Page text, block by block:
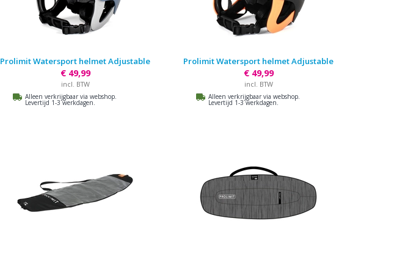
Prolimit Watersport helmet Adjustable
€ 49,99
incl. BTW
Alleen verkrijgbaar via webshop.
Levertijd 1-3 werkdagen.
Prolimit Watersport helmet Adjustable
€ 49,99
incl. BTW
Alleen verkrijgbaar via webshop.
Levertijd 1-3 werkdagen.